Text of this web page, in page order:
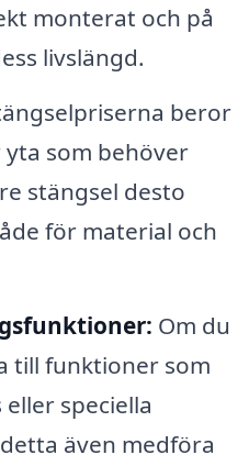
monterat och på
livslängd.
beror
som behöver
stängsel desto
för material och
Om du
till funktioner som
speciella
även medföra